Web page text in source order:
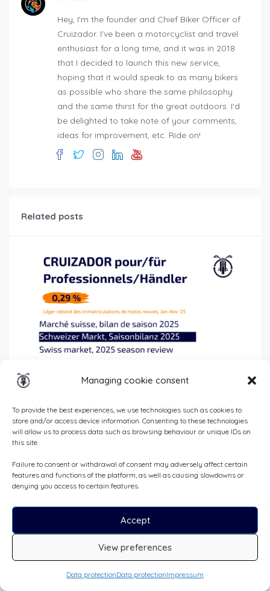
Managing cookie consent
To provide the best experiences, we use technologies such as cookies to
store and/or access device information. Consenting to these technologies
will allow us to process data such as browsing behaviour or unique IDs on
this site.
Failure to consent or withdrawal of consent may adversely affect certain
features and functions of the platform, as well as causing slowdowns or
denying you access to certain features.
Accept
View preferences
Data protectionData protectionImpressum
Hey, I'm the founder and Chief Biker Officer of
Cruizador. I've been a motorcyclist and travel
enthusiast for a long time, and it was in 2018
that I decided to launch this new service,
hoping that it would speak to as many bikers
as possible who share the same philosophy
and the same thirst for the great outdoors. I'd
be delighted to take note of your comments,
ideas for improvement, etc. Ride on!
Related posts
New motorcycle registrations in Switzerland: 2025
season review
As we reach the end of the season, it’s time for our
comprehensive analysis of new motorcycle registrations in